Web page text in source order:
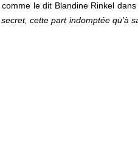
le dit Blandine Rinkel
cette part indomptée qu’à